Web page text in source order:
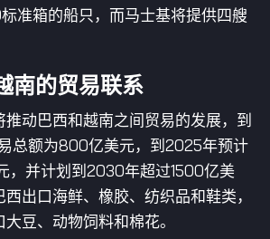
准箱的船只，而马士基将提供四艘
南的贸易联系
动巴西和越南之间贸易的发展，到
总额为800亿美元，到2025年预计
，并计划到2030年超过1500亿美
出口海鲜、橡胶、纺织品和鞋类，
豆、动物饲料和棉花。